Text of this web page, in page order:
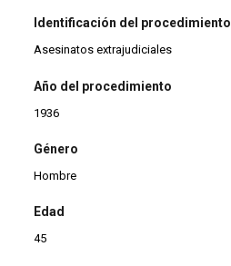
Identificación del procedimiento
Asesinatos extrajudiciales
Año del procedimiento
1936
Género
Hombre
Edad
45